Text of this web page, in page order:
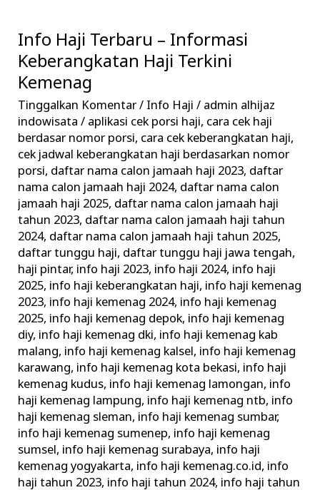
Info Haji Terbaru – Informasi
Keberangkatan Haji Terkini
Kemenag
Tinggalkan Komentar/ Info Haji / admin alhijaz
indowisata/ aplikasi cek porsi haji, cara cek haji
berdasar nomor porsi, cara cek keberangkatan haji,
cek jadwal keberangkatan haji berdasarkan nomor
porsi, daftar nama calon jamaah haji 2023, daftar
nama calon jamaah haji 2024, daftar nama calon
jamaah haji 2025, daftar nama calon jamaah haji
tahun 2023, daftar nama calon jamaah haji tahun
2024, daftar nama calon jamaah haji tahun 2025,
daftar tunggu haji, daftar tunggu haji jawa tengah,
haji pintar, info haji 2023, info haji 2024, info haji
2025, info haji keberangkatan haji, info haji kemenag
2023, info haji kemenag 2024, info haji kemenag
2025, info haji kemenag depok, info haji kemenag
diy, info haji kemenag dki, info haji kemenag kab
malang, info haji kemenag kalsel, info haji kemenag
karawang, info haji kemenag kota bekasi, info haji
kemenag kudus, info haji kemenag lamongan, info
haji kemenag lampung, info haji kemenag ntb, info
haji kemenag sleman, info haji kemenag sumbar,
info haji kemenag sumenep, info haji kemenag
sumsel, info haji kemenag surabaya, info haji
kemenag yogyakarta, info haji kemenag.co.id, info
haji tahun 2023, info haji tahun 2024, info haji tahun
Info
Haji
Terbaru
–
Informasi
Keberangkatan
Haji
Terkini
Kemenag